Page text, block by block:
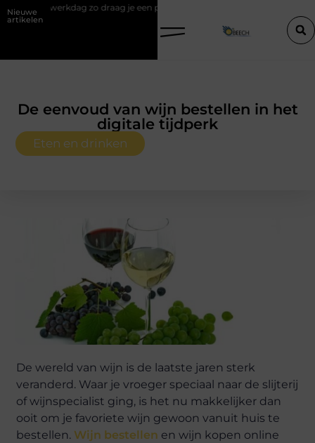
Nieuwe
artikelen
draag je een polo stijlvol Een vastgoedcoach als start van een
De eenvoud van wijn bestellen in het
digitale tijdperk
Eten en drinken
De wereld van wijn is de laatste jaren sterk
veranderd. Waar je vroeger speciaal naar de slijterij
of wijnspecialist ging, is het nu makkelijker dan
ooit om je favoriete wijn gewoon vanuit huis te
bestellen. Wijn bestellen en wijn kopen online